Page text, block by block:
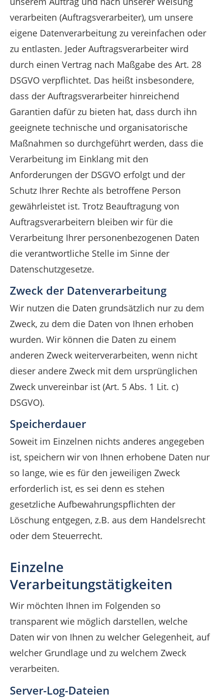
verarbeiten (Auftragsverarbeiter), um unsere
eigene Datenverarbeitung zu vereinfachen oder
zu entlasten. Jeder Auftragsverarbeiter wird
durch einen Vertrag nach Maßgabe des Art. 28
DSGVO verpflichtet. Das heißt insbesondere,
dass der Auftragsverarbeiter hinreichend
Garantien dafür zu bieten hat, dass durch ihn
geeignete technische und organisatorische
Maßnahmen so durchgeführt werden, dass die
Verarbeitung im Einklang mit den
Anforderungen der DSGVO erfolgt und der
Schutz Ihrer Rechte als betroffene Person
gewährleistet ist. Trotz Beauftragung von
Auftragsverarbeitern bleiben wir für die
Verarbeitung Ihrer personenbezogenen Daten
die verantwortliche Stelle im Sinne der
Datenschutzgesetze.
Zweck der Datenverarbeitung
Wir nutzen die Daten grundsätzlich nur zu dem
Zweck, zu dem die Daten von Ihnen erhoben
wurden. Wir können die Daten zu einem
anderen Zweck weiterverarbeiten, wenn nicht
dieser andere Zweck mit dem ursprünglichen
Zweck unvereinbar ist (Art. 5 Abs. 1 Lit. c)
DSGVO).
Speicherdauer
Soweit im Einzelnen nichts anderes angegeben
ist, speichern wir von Ihnen erhobene Daten nur
so lange, wie es für den jeweiligen Zweck
erforderlich ist, es sei denn es stehen
gesetzliche Aufbewahrungspflichten der
Löschung entgegen, z.B. aus dem Handelsrecht
oder dem Steuerrecht.
Einzelne
Verarbeitungstätigkeiten
Wir möchten Ihnen im Folgenden so
transparent wie möglich darstellen, welche
Daten wir von Ihnen zu welcher Gelegenheit, auf
welcher Grundlage und zu welchem Zweck
verarbeiten.
Server-Log-Dateien